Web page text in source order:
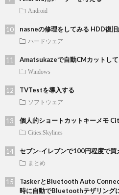
Android
nasneの修理をしてみる HDD復
ハードウェア
Amatsukazeで自動CMカットし
Windows
TVTestを導入する
ソフトウェア
個人的ショートカットキーメモ
Cities:Skylines
セブン-イレブンで100円程度で買
まとめ
TaskerとBluetooth Auto
時に自動でBluetoothテザリング